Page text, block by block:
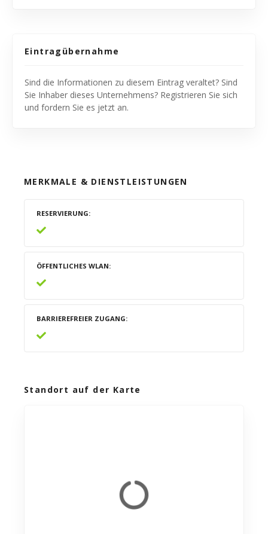
Eintragübernahme
Sind die Informationen zu diesem Eintrag veraltet? Sind
Sie Inhaber dieses Unternehmens? Registrieren Sie sich
und fordern Sie es jetzt an.
MERKMALE & DIENSTLEISTUNGEN
RESERVIERUNG
ÖFFENTLICHES WLAN
BARRIEREFREIER ZUGANG
Standort auf der Karte